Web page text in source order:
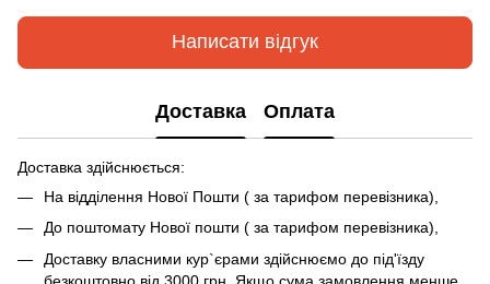
Написати відгук
Доставка Оплата
Доставка здійснюється:
На відділення Нової Пошти ( за тарифом перевізника),
До поштомату Нової пошти ( за тарифом перевізника),
Доставку власними кур`єрами здійснюємо до під'їзду
безкоштовно від 3000 грн. Якщо сума замовлення менше